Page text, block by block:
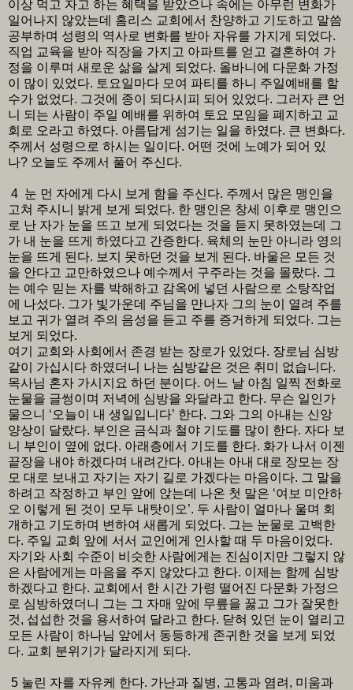
이상 먹고 자고 하는 혜택을 받았으나 속에는 아무런 변화가
일어나지 않았는데 홈리스 교회에서 찬양하고 기도하고 말씀
공부하며 성령의 역사로 변화를 받아 자유를 가지게 되었다.
직업 교육을 받아 직장을 가지고 아파트를 얻고 결혼하여 가
정을 이루며 새로운 삶을 살게 되었다. 올바니에 다문화 가정
이 많이 있었다. 토요일마다 모여 파티를 하니 주일예배를 할
수가 없었다. 그것에 종이 되다시피 되어 있었다. 그러자 큰 언
니 되는 사람이 주일 예배를 위하여 토요 모임을 폐지하고 교
회로 오라고 하였다. 아름답게 섬기는 일을 하였다. 큰 변화다.
주께서 성령으로 하시는 일이다. 어떤 것에 노예가 되어 있
나? 오늘도 주께서 풀어 주신다.
4 눈 먼 자에게 다시 보게 함을 주신다. 주께서 많은 맹인을
고쳐 주시니 밝게 보게 되었다. 한 맹인은 창세 이후로 맹인으
로 난 자가 눈을 뜨고 보게 되었다는 것을 듣지 못하였는데 그
가 내 눈을 뜨게 하였다고 간증한다. 육체의 눈만 아니라 영의
눈을 뜨게 된다. 보지 못하던 것을 보게 된다. 바울은 모든 것
을 안다고 교만하였으나 예수께서 구주라는 것을 몰랐다. 그
는 예수 믿는 자를 박해하고 감옥에 넣던 사람으로 소탕작업
에 나섰다. 그가 빛가운데 주님을 만나자 그의 눈이 열려 주를
보고 귀가 열려 주의 음성을 듣고 주를 증거하게 되었다. 그는
보게 되었다.
여기 교회와 사회에서 존경 받는 장로가 있었다. 장로님 심방
같이 가십시다 하였더니 나는 심방같은 것은 취미 없습니다.
목사님 혼자 가시지요 하던 분이다. 어느 날 아침 일찍 전화로
눈물을 글썽이며 저녁에 심방을 와달라고 한다. 무슨 일인가
물으니 ‘오늘이 내 생일입니다’ 한다. 그와 그의 아내는 신앙
양상이 달랐다. 부인은 금식과 철야 기도를 많이 한다. 자다 보
니 부인이 옆에 없다. 아래층에서 기도를 한다. 화가 나서 이젠
끝장을 내야 하겠다며 내려간다. 아내는 아내 대로 장모는 장
모 대로 보내고 자기는 자기 길로 가겠다는 마음이다. 그 말을
하려고 작정하고 부인 앞에 앉는데 나온 첫 말은 ‘여보 미안하
오 이렇게 된 것이 모두 내탓이오’. 두 사람이 얼마나 울며 회
개하고 기도하며 변하여 새롭게 되었다. 그는 눈물로 고백한
다. 주일 교회 앞에 서서 교인에게 인사할 때 두 마음이었다.
자기와 사회 수준이 비슷한 사람에게는 진심이지만 그렇지 않
은 사람에게는 마음을 주지 않았다고 한다. 이제는 함께 심방
하겠다고 한다. 교회에서 한 시간 가령 떨어진 다문화 가정으
로 심방하였더니 그는 그 자매 앞에 무릎을 꿇고 그가 잘못한
것, 섭섭한 것을 용서하여 달라고 한다. 닫혀 있던 눈이 열리고
모든 사람이 하나님 앞에서 동등하게 존귀한 것을 보게 되었
다. 교회 분위기가 달라지게 되다.
5 눌린 자를 자유케 한다. 가난과 질병, 고통과 염려, 미움과